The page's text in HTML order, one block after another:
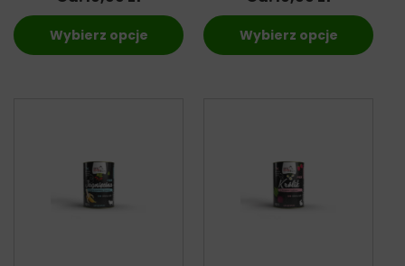
Wybierz opcje Wybierz opcje